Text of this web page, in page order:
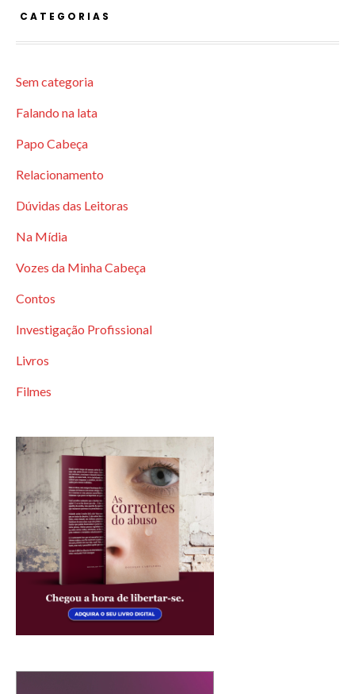
CATEGORIAS
Sem categoria
Falando na lata
Papo Cabeça
Relacionamento
Dúvidas das Leitoras
Na Mídia
Vozes da Minha Cabeça
Contos
Investigação Profissional
Livros
Filmes